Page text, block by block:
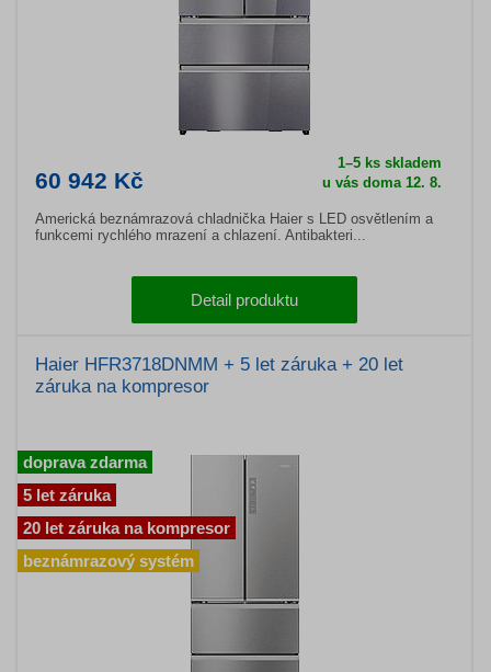
60 942 Kč
1–5 ks skladem
u vás doma 12. 8.
Americká beznámrazová chladnička Haier s LED osvětlením a
funkcemi rychlého mrazení a chlazení. Antibakteri...
Detail produktu
Haier HFR3718DNMM + 5 let záruka + 20 let
záruka na kompresor
doprava zdarma
5 let záruka
20 let záruka na kompresor
beznámrazový systém